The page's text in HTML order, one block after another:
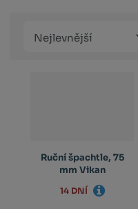
produktů
Ruční špachtle, 75
mm Vikan
14 DNÍ